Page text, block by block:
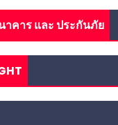
าคาร และ ประกันภัย